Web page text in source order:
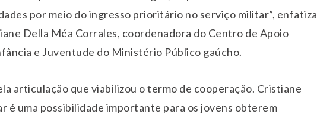
por meio do ingresso prioritário no serviço militar”, enfatiza
Della Méa Corrales, coordenadora do Centro de Apoio
e Juventude do Ministério Público gaúcho.
articulação que viabilizou o termo de cooperação. Cristiane
é uma possibilidade importante para os jovens obterem